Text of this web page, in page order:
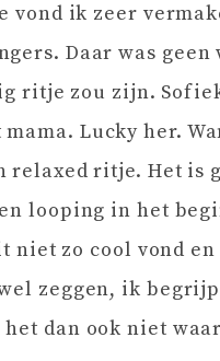
vond ik zeer
Daar was
ritje zou zijn.
mama. Lucky her.
relaxed ritje. Het is
looping in het
niet zo cool vond
zeggen, ik
dan ook niet